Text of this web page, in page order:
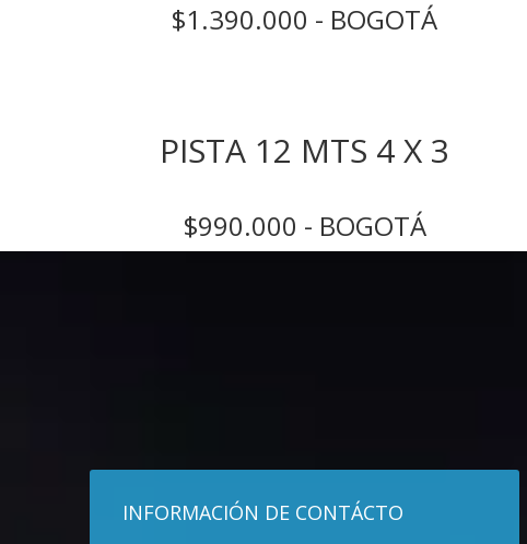
$1.390.000 - BOGOTÁ
PISTA 12 MTS 4 X 3
$990.000 - BOGOTÁ
INFORMACIÓN DE CONTÁCTO